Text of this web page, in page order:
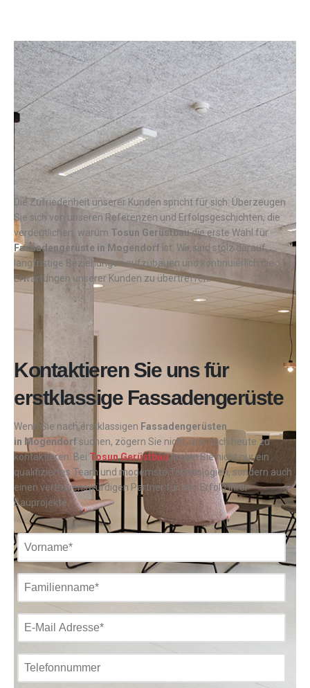
Die Zufriedenheit unserer Kunden spricht für sich. Überzeugen
Sie sich von unseren Referenzen und Erfolgsgeschichten, die
verdeutlichen, warum Tosun Gerüstbaudie erste Wahl für
Fassadengerüste in Mogendorf ist. Wir sind stolz darauf,
langfristige Beziehungen aufzubauen und kontinuierlich die
Erwartungen unserer Kunden zu übertreffen.
Kontaktieren Sie uns für
erstklassige Fassadengerüste
Wenn Sie nach erstklassigen Fassadengerüsten
in Mogendorf suchen, zögern Sie nicht, uns noch heute zu
kontaktieren. BeiTosun Gerüstbaufinden Sie nicht nur ein
qualifiziertes Team und modernste Technologien, sondern auch
einen vertrauenswürdigen Partner für den Erfolg Ihrer
Bauprojekte.